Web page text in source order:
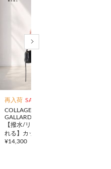
再入荷 SALE
COLLAGE
GALLARDAGALANTE
【撥水/リバイバル/秋にも着
れる】カットリブキャミワン
ピース
¥14,300